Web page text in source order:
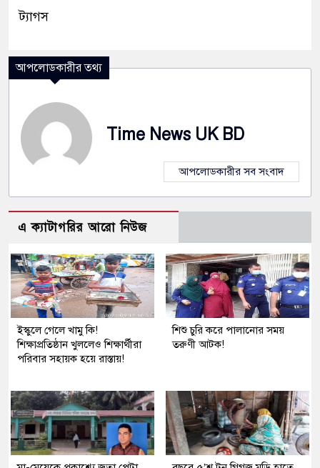
ট্যাগস
আপলোডকারীর তথ্য
Time News UK BD
আপলোডকারীর সব সংবাদ
এ ক্যাটাগরির আরো নিউজ
ইস্কুলে গেলে খামু কি!
শিক্ষাপ্রতিষ্ঠান খুললেও শিক্ষার্থীরা
পরিবার সহায়ক হয়ে রাস্তায়!
শিশু চুরি করে পালানোর সময়
তরুণী আটক!